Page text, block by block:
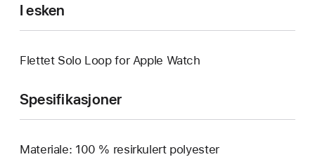
I esken
Flettet Solo Loop for Apple Watch
Spesifikasjoner
Materiale: 100 % resirkulert polyester